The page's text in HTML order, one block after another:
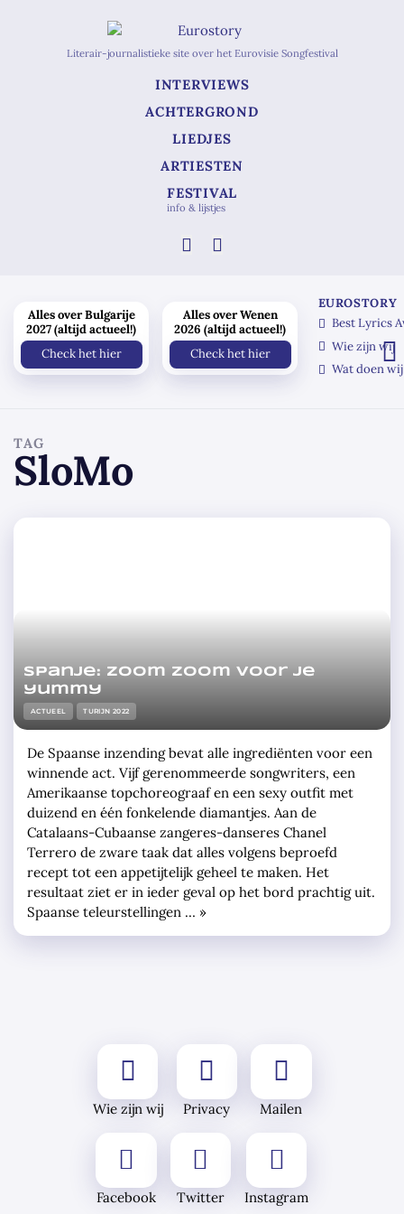
Literair-journalistieke site over het Eurovisie Songfestival
INTERVIEWS
ACHTERGROND
LIEDJES
ARTIESTEN
FESTIVAL
info & lijstjes
TAG
SloMo
Spanje: zoom zoom voor je
yummy
ACTUEEL TURIJN 2022
De Spaanse inzending bevat alle ingrediënten voor een
winnende act. Vijf gerenommeerde songwriters, een
Amerikaanse topchoreograaf en een sexy outfit met
duizend en één fonkelende diamantjes. Aan de
Catalaans-Cubaanse zangeres-danseres Chanel
Terrero de zware taak dat alles volgens beproefd
recept tot een appetijtelijk geheel te maken. Het
resultaat ziet er in ieder geval op het bord prachtig uit.
Spaanse teleurstellingen … »
Alles over Bulgarije
2027 (altijd actueel!)
Check het hier
Alles over Wenen
2026 (altijd actueel!)
Check het hier
EUROSTORY
Best Lyrics
Wie zijn wij
Wat doen wij
Wie zijn wij Privacy Mailen
Facebook Twitter Instagram